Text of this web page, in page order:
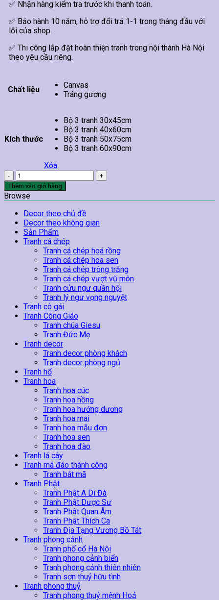
✅ Nhận hàng kiểm tra trước khi thanh toán.
✅ Bảo hành 10 năm, hỗ trợ đổi trả 1-1 trong tháng đầu với
lỗi của shop.
✅ Thi công lắp đặt hoàn thiện tranh trong nội thành Hà Nội
theo yêu cầu riêng.
Chất liệu
Canvas
Tráng gương
Kích thước
Bộ 3 tranh 30x45cm
Bộ 3 tranh 40x60cm
Bộ 3 tranh 50x75cm
Bộ 3 tranh 60x90cm
Xóa
Bộ
3
tranh
Spa
Liệu
Trình
Skin
Perfect
lượng
Thêm vào giỏ hàng
Browse
Decor theo chủ đề
Decor theo không gian
Sản Phẩm
Tranh cá chép
Tranh cá chép hoá rồng
Tranh cá chép hoa sen
Tranh cá chép trông trăng
Tranh cá chép vượt vũ môn
Tranh cửu ngư quần hội
Tranh lý ngư vọng nguyệt
Tranh cô gái
Tranh Công Giáo
Tranh chúa Giesu
Tranh Đức Mẹ
Tranh decor
Tranh decor phòng khách
Tranh decor phòng ngủ
Tranh hổ
Tranh hoa
Tranh hoa cúc
Tranh hoa hồng
Tranh hoa hướng dương
Tranh hoa mai
Tranh hoa mẫu đơn
Tranh hoa sen
Tranh hoa đào
Tranh lá cây
Tranh mã đáo thành công
Tranh bát mã
Tranh Phật
Tranh Phật A Di Đà
Tranh Phật Dược Sư
Tranh Phật Quan Âm
Tranh Phật Thích Ca
Tranh Địa Tạng Vương Bồ Tát
Tranh phong cảnh
Tranh phố cổ Hà Nội
Tranh phong cảnh biển
Tranh phong cảnh thiên nhiên
Tranh sơn thuỷ hữu tình
Tranh phong thuỷ
Tranh phong thuỷ mệnh Hoả